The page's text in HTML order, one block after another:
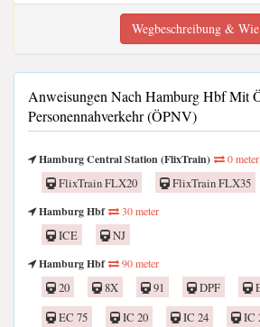
Wegbeschreibung &
Anweisungen Nach Hamburg Hbf Mit
Personennahverkehr (ÖPNV)
Hamburg Central Station (FlixTrain) 0 meter
FlixTrain FLX20
FlixTrain FLX35
Hamburg Hbf
30 meter
ICE
NJ
Hamburg Hbf
90 meter
20 8X 91 DPF
EC 75
IC 20 IC 24 IC